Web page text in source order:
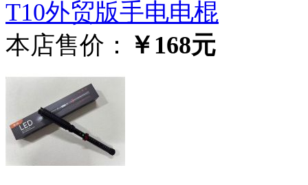
T10外贸版手电电棍
本店售价： ￥168元